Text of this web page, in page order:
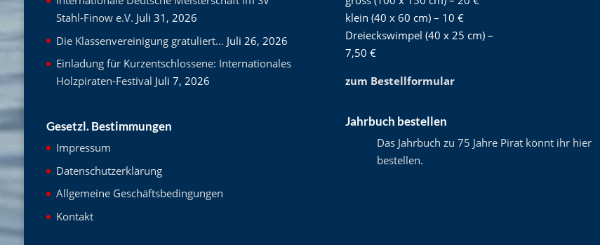
Stahl-Finow e.V. Juli 31, 2026
Die Klassenvereinigung gratuliert… Juli 26, 2026
Einladung für Kurzentschlossene: Internationales
Holzpiraten-Festival Juli 7, 2026
Gesetzl. Bestimmungen
Impressum
Datenschutzerklärung
Allgemeine Geschäftsbedingungen
Kontakt
klein (40 x 60 cm) – 10 €
Dreieckswimpel (40 x 25 cm) –
7,50 €
zum Bestellformular
Jahrbuch bestellen
Das Jahrbuch zu 75 Jahre Pirat könnt ihr hier
bestellen.